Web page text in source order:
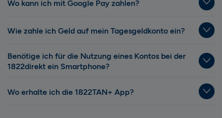
Wo kann ich mit Google Pay zahlen?
Wie zahle ich Geld auf mein Tagesgeldkonto ein?
Benötige ich für die Nutzung eines Kontos bei der
1822direkt ein Smartphone?
Wo erhalte ich die 1822TAN+ App?